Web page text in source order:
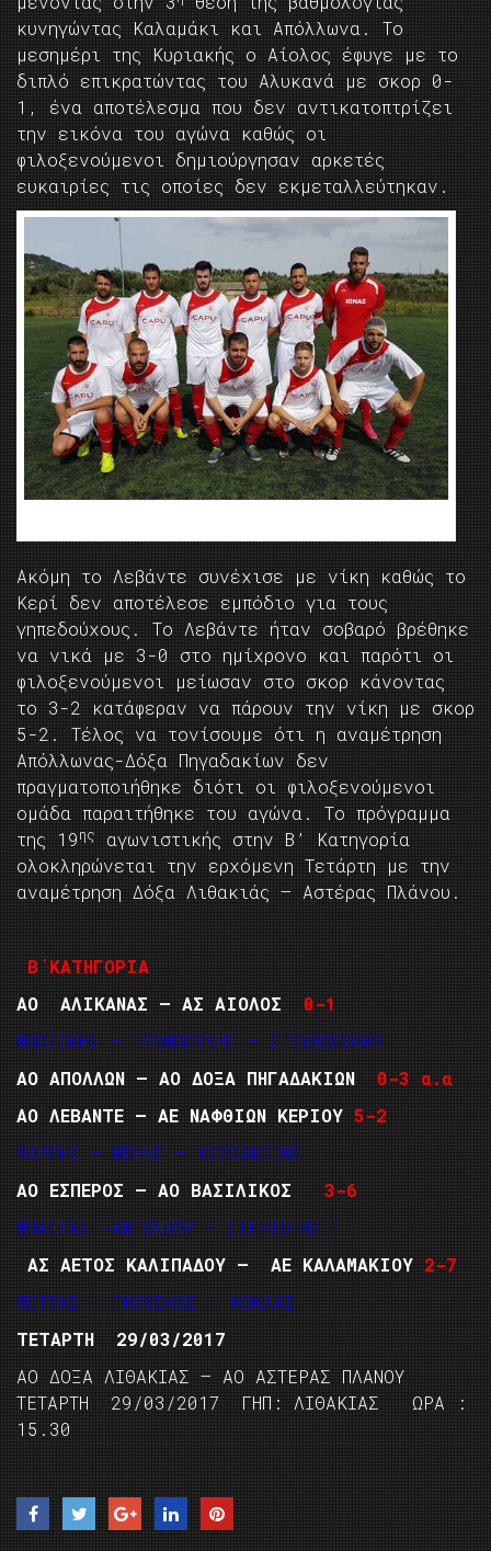
κυνηγώντας Καλαμάκι και Απόλλωνα. Το
μεσημέρι της Κυριακής ο Αίολος έφυγε με το
διπλό επικρατώντας του Αλυκανά με σκορ 0-
1, ένα αποτέλεσμα που δεν αντικατοπτρίζει
την εικόνα του αγώνα καθώς οι
φιλοξενούμενοι δημιούργησαν αρκετές
ευκαιρίες τις οποίες δεν εκμεταλλεύτηκαν.
Ακόμη το Λεβάντε συνέχισε με νίκη καθώς το
Κερί δεν αποτέλεσε εμπόδιο για τους
γηπεδούχους. Το Λεβάντε ήταν σοβαρό βρέθηκε
να νικά με 3-0 στο ημίχρονο και παρότι οι
φιλοξενούμενοι μείωσαν στο σκορ κάνοντας
το 3-2 κατάφεραν να πάρουν την νίκη με σκορ
5-2. Τέλος να τονίσουμε ότι η αναμέτρηση
Απόλλωνας-Δόξα Πηγαδακίων δεν
πραγματοποιήθηκε διότι οι φιλοξενούμενοι
ομάδα παραιτήθηκε του αγώνα. Το πρόγραμμα
της 19ης
αγωνιστικής στην Β’ Κατηγορία
ολοκληρώνεται την ερχόμενη Τετάρτη με την
αναμέτρηση Δόξα Λιθακιάς – Αστέρας Πλάνου.
Β΄ΚΑΤΗΓΟΡΙΑ
ΑΟ ΑΛΙΚΑΝΑΣ – ΑΣ ΑΙΟΛΟΣ 0-1
ΜΠΟΖΙΚΗΣ – ΤΡΟΜΠΟΥΚΗΣ – ΣΤΡΑΒΟΠΟΔΗΣ
ΑΟ ΑΠΟΛΛΩΝ – ΑΟ ΔΟΞΑ ΠΗΓΑΔΑΚΙΩΝ
0-3 α.α
ΑΟ ΛΕΒΑΝΤΕ – ΑΕ ΝΑΦΘΙΩΝ ΚΕΡΙΟΥ 5-2
ΨΑΡΡΗΣ – ΜΠΕΗΣ – ΚΟΡΙΑΝΙΤΗΣ
ΑΟ ΕΣΠΕΡΟΣ – ΑΟ ΒΑΣΙΛΙΚΟΣ 3-6
ΜΠΑΣΤΑΣ -ΑΝΤΩΝΙΟΥ – ΣΤΕΡΙΩΤΗΣ Γ
ΑΣ ΑΕΤΟΣ ΚΑΛΙΠΑΔΟΥ – ΑΕ ΚΑΛΑΜΑΚΙΟΥ 2-7
ΠΕΤΤΑΣ – ΓΚΟΥΣΚΟΣ – ΚΟΚΛΑΣ
ΤΕΤΑΡΤΗ 29/03/2017
ΑΟ ΔΟΞΑ ΛΙΘΑΚΙΑΣ – ΑΟ ΑΣΤΕΡΑΣ ΠΛΑΝΟΥ
ΤΕΤΑΡΤΗ 29/03/2017 ΓΗΠ: ΛΙΘΑΚΙΑΣ ΩΡΑ :
15.30